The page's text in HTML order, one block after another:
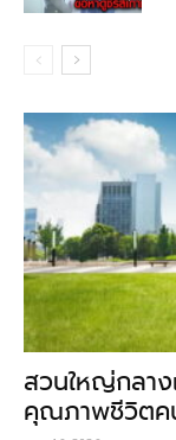
สวนใหญ่กลา
คุณภาพชีวิตค